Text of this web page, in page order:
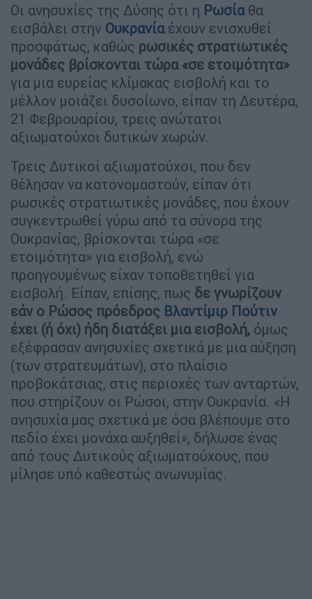
Οι ανησυχίες της Δύσης ότι η Ρωσία θα
εισβάλει στην Ουκρανία έχουν ενισχυθεί
προσφάτως, καθώς ρωσικές στρατιωτικές
μονάδες βρίσκονται τώρα «σε ετοιμότητα»
για μια ευρείας κλίμακας εισβολή και το
μέλλον μοιάζει δυσοίωνο, είπαν τη Δευτέρα,
21 Φεβρουαρίου, τρεις ανώτατοι
αξιωματούχοι δυτικών χωρών.
Τρεις Δυτικοί αξιωματούχοι, που δεν
θέλησαν να κατονομαστούν, είπαν ότι
ρωσικές στρατιωτικές μονάδες, που έχουν
συγκεντρωθεί γύρω από τα σύνορα της
Ουκρανίας, βρίσκονται τώρα «σε
ετοιμότητα» για εισβολή, ενώ
προηγουμένως είχαν τοποθετηθεί για
εισβολή. Είπαν, επίσης, πως δε γνωρίζουν
εάν ο Ρώσος πρόεδρος Βλαντίμιρ Πούτιν
έχει (ή όχι) ήδη διατάξει μια εισβολή, όμως
εξέφρασαν ανησυχίες σχετικά με μια αύξηση
(των στρατευμάτων), στο πλαίσιο
προβοκάτσιας, στις περιοχές των ανταρτών,
που στηρίζουν οι Ρώσοι, στην Ουκρανία. «Η
ανησυχία μας σχετικά με όσα βλέπουμε στο
πεδίο έχει μονάχα αυξηθεί», δήλωσε ένας
από τους Δυτικούς αξιωματούχους, που
μίλησε υπό καθεστώς ανωνυμίας.